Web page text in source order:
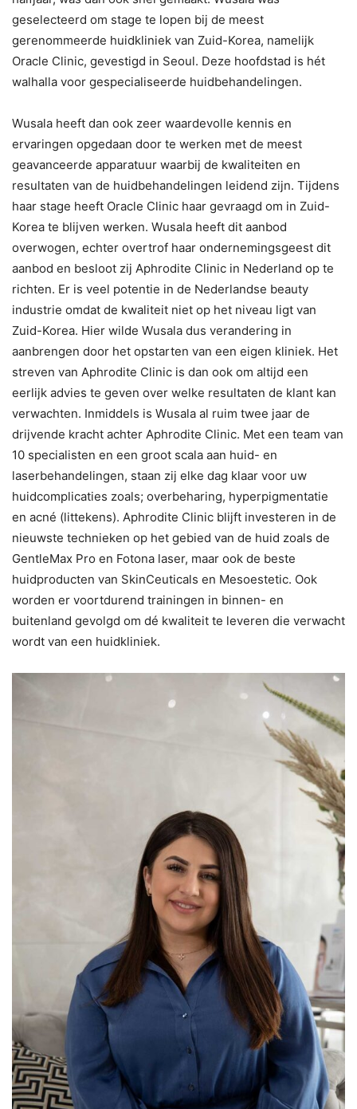
geselecteerd om stage te lopen bij de meest
gerenommeerde huidkliniek van Zuid-Korea, namelijk
Oracle Clinic, gevestigd in Seoul. Deze hoofdstad is hét
walhalla voor gespecialiseerde huidbehandelingen.
Wusala heeft dan ook zeer waardevolle kennis en
ervaringen opgedaan door te werken met de meest
geavanceerde apparatuur waarbij de kwaliteiten en
resultaten van de huidbehandelingen leidend zijn. Tijdens
haar stage heeft Oracle Clinic haar gevraagd om in Zuid-
Korea te blijven werken. Wusala heeft dit aanbod
overwogen, echter overtrof haar ondernemingsgeest dit
aanbod en besloot zij Aphrodite Clinic in Nederland op te
richten. Er is veel potentie in de Nederlandse beauty
industrie omdat de kwaliteit niet op het niveau ligt van
Zuid-Korea. Hier wilde Wusala dus verandering in
aanbrengen door het opstarten van een eigen kliniek. Het
streven van Aphrodite Clinic is dan ook om altijd een
eerlijk advies te geven over welke resultaten de klant kan
verwachten. Inmiddels is Wusala al ruim twee jaar de
drijvende kracht achter Aphrodite Clinic. Met een team van
10 specialisten en een groot scala aan huid- en
laserbehandelingen, staan zij elke dag klaar voor uw
huidcomplicaties zoals; overbeharing, hyperpigmentatie
en acné (littekens). Aphrodite Clinic blijft investeren in de
nieuwste technieken op het gebied van de huid zoals de
GentleMax Pro en Fotona laser, maar ook de beste
huidproducten van SkinCeuticals en Mesoestetic. Ook
worden er voortdurend trainingen in binnen- en
buitenland gevolgd om dé kwaliteit te leveren die verwacht
wordt van een huidkliniek.